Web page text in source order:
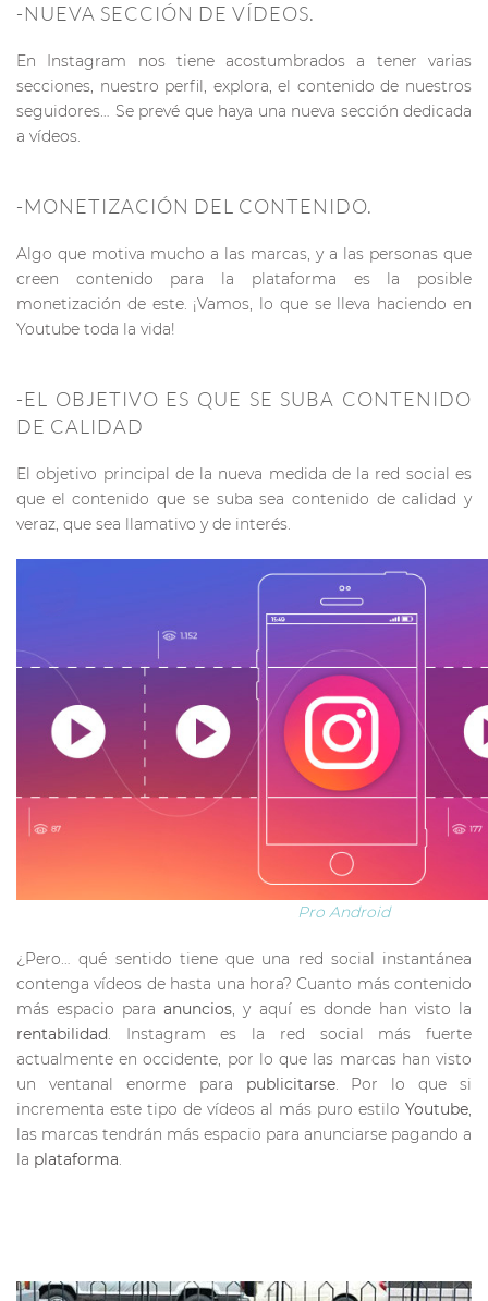
-NUEVA SECCIÓN DE VÍDEOS.
En Instagram nos tiene acostumbrados a tener varias
secciones, nuestro perfil, explora, el contenido de nuestros
seguidores… Se prevé que haya una nueva sección dedicada
a vídeos.
-MONETIZACIÓN DEL CONTENIDO.
Algo que motiva mucho a las marcas, y a las personas que
creen contenido para la plataforma es la posible
monetización de este. ¡Vamos, lo que se lleva haciendo en
Youtube toda la vida!
-EL OBJETIVO ES QUE SE SUBA CONTENIDO
DE CALIDAD
El objetivo principal de la nueva medida de la red social es
que el contenido que se suba sea contenido de calidad y
veraz, que sea llamativo y de interés.
Pro Android
¿Pero… qué sentido tiene que una red social instantánea
contenga vídeos de hasta una hora? Cuanto más contenido
más espacio paraanuncios, y aquí es donde han visto la
rentabilidad. Instagram es la red social más fuerte
actualmente en occidente, por lo que las marcas han visto
un ventanal enorme para publicitarse. Por lo que si
incrementa este tipo de vídeos al más puro estilo Youtube,
las marcas tendrán más espacio para anunciarse pagando a
la plataforma.